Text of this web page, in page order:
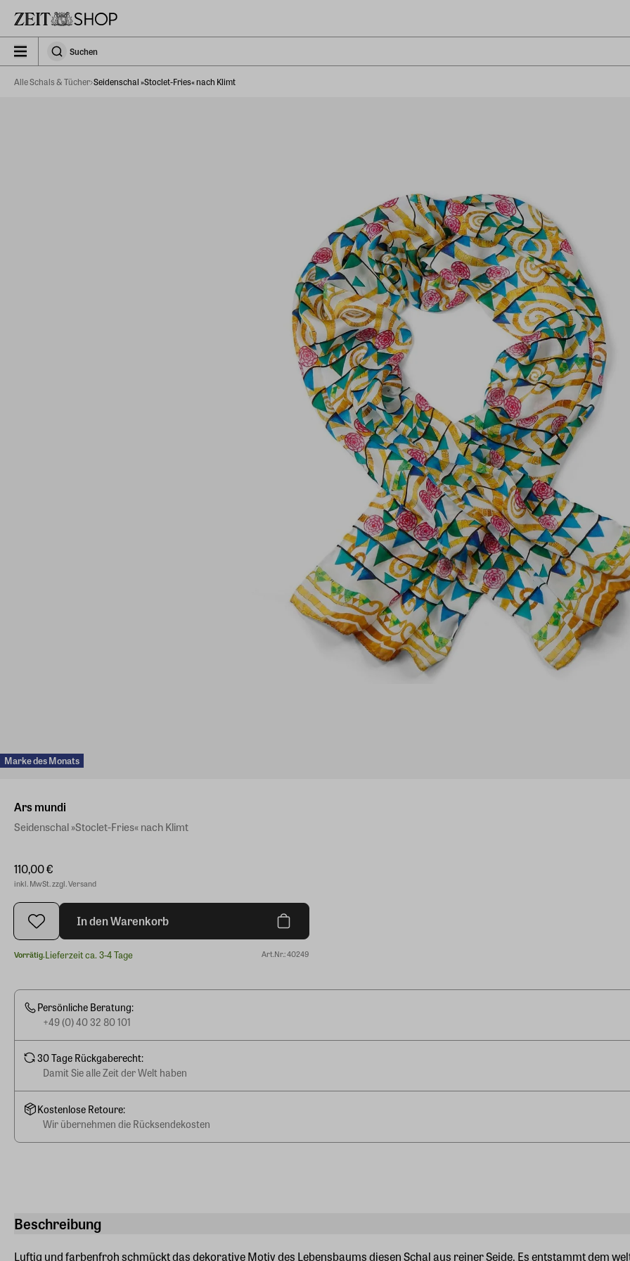
zeit_storefront.components.search.collapsed
SuchenSuchen
Alle Schals & Tücher Seidenschal »Stoclet-Fries« nach Klimt
Marke des Monats
Beschreibung
Luftig und farbenfroh schmückt das dekorative Motiv des Lebensbaums diesen Schal aus reiner Seide. Es entstammt dem
Ars mundi
Seidenschal »Stoclet-Fries« nach Klimt
110,00 €
inkl. MwSt. zzgl. Versand
In den Warenkorb
Vorrätig.Lieferzeit ca. 3-4 Tage Art.Nr.: 40249
Persönliche Beratung:
+49 (0) 40 32 80 101
30 Tage Rückgaberecht:
Damit Sie alle Zeit der Welt haben
Kostenlose Retoure:
Wir übernehmen die Rücksendekosten